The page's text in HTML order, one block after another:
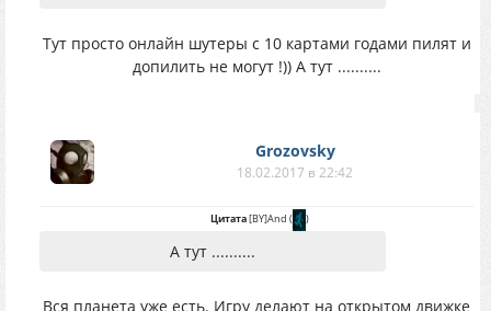
Тут просто онлайн шутеры с 10 картами годами пилят и
допилить не могут !)) А тут ..........
Grozovsky
18.02.2017 в 22:42
Цитата[BY]And ( )
А тут ..........
Вся планета уже есть. Игру делают на открытом движке